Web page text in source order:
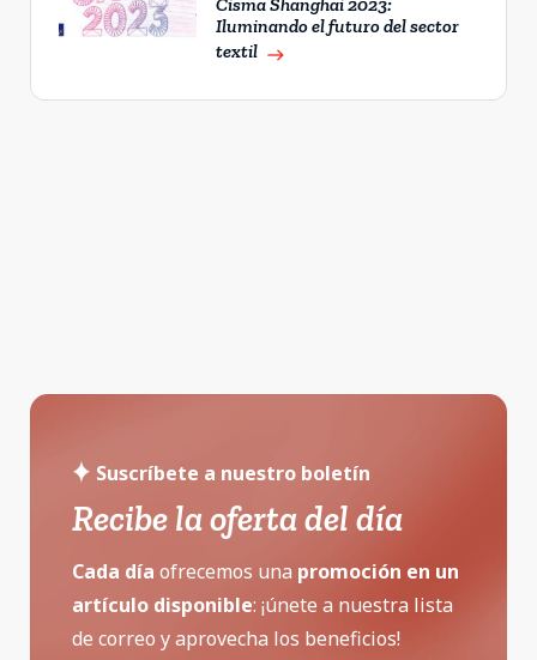
Iluminando el futuro del sector
textil east
Suscríbete a nuestro boletín
Recibe la oferta del día
Cada día ofrecemos una promoción en un
artículo disponible: ¡únete a nuestra lista
de correo y aprovecha los beneficios!